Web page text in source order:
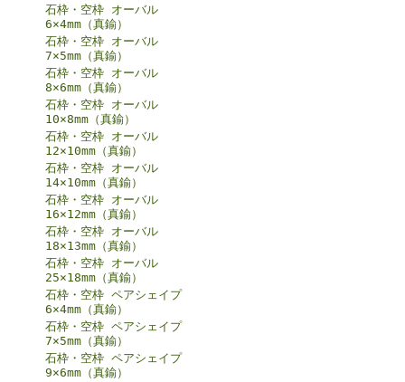
石枠・空枠 オーバル
6×4mm（真鍮）
石枠・空枠 オーバル
7×5mm（真鍮）
石枠・空枠 オーバル
8×6mm（真鍮）
石枠・空枠 オーバル
10×8mm（真鍮）
石枠・空枠 オーバル
12×10mm（真鍮）
石枠・空枠 オーバル
14×10mm（真鍮）
石枠・空枠 オーバル
16×12mm（真鍮）
石枠・空枠 オーバル
18×13mm（真鍮）
石枠・空枠 オーバル
25×18mm（真鍮）
石枠・空枠 ペアシェイプ
6×4mm（真鍮）
石枠・空枠 ペアシェイプ
7×5mm（真鍮）
石枠・空枠 ペアシェイプ
9×6mm（真鍮）